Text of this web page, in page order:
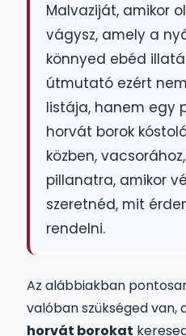
Malvaziját, amikor
vágysz, amely a
könnyed ebéd
útmutató ezért
listája, hanem egy
horvát borok
közben,
pillanatra, amikor
szeretnéd, mit
rendelni.
Az alábbiakban
valóban szükséged van,
horvát borokat